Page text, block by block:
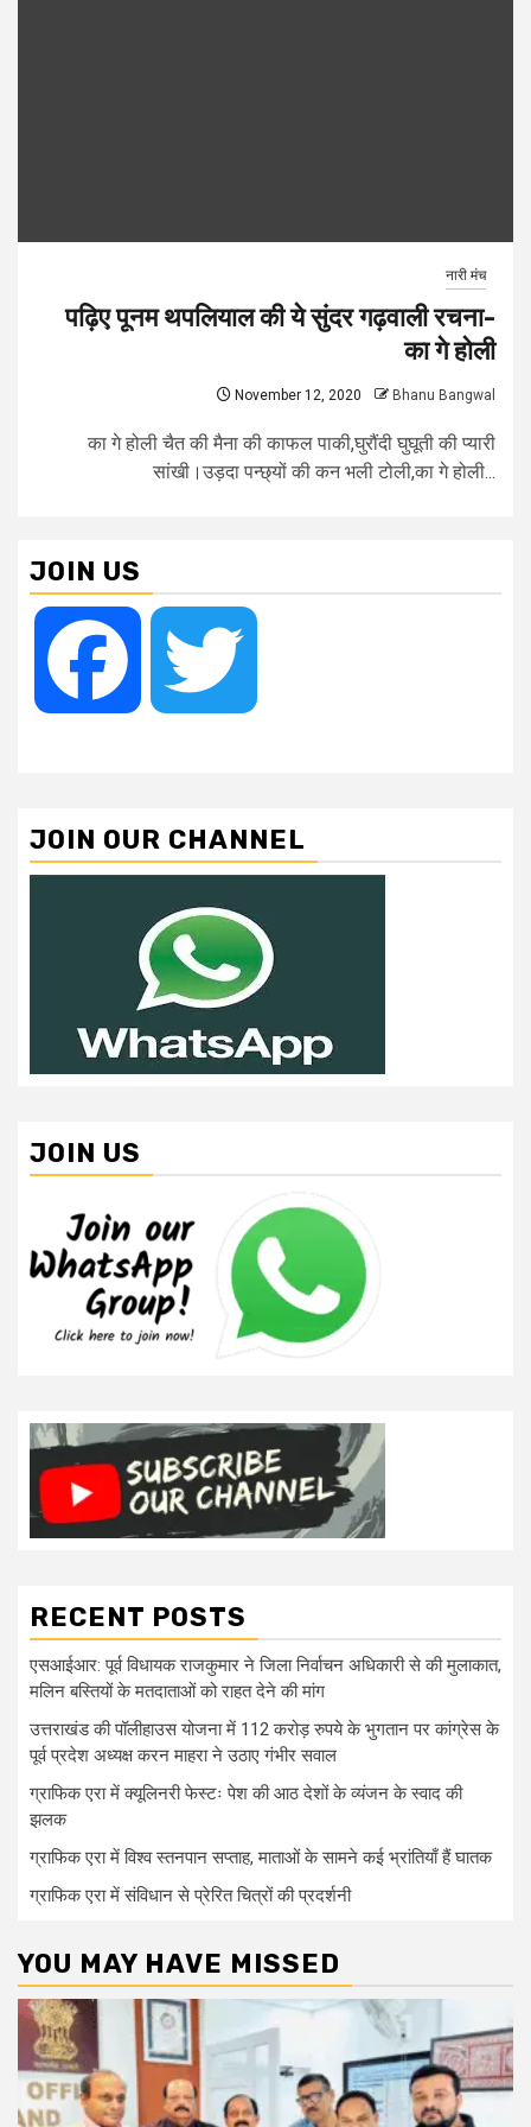
नारी मंच
पढ़िए पूनम थपलियाल की ये सुंदर गढ़वाली रचना-
का गे होली
November 12, 2020 Bhanu Bangwal
का गे होली चैत की मैना की काफल पाकी,घुरौंदी घुघूती की प्यारी
सांखी।उड़दा पन्छ्यों की कन भली टोली,का गे होली...
JOIN US
Facebook
JOIN OUR CHANNEL
JOIN US
RECENT POSTS
एसआईआर: पूर्व विधायक राजकुमार ने जिला निर्वाचन अधिकारी से की मुलाकात,
मलिन बस्तियों के मतदाताओं को राहत देने की मांग
उत्तराखंड की पॉलीहाउस योजना में 112 करोड़ रुपये के भुगतान पर कांग्रेस के
पूर्व प्रदेश अध्यक्ष करन माहरा ने उठाए गंभीर सवाल
ग्राफिक एरा में क्यूलिनरी फेस्टः पेश की आठ देशों के व्यंजन के स्वाद की
झलक
ग्राफिक एरा में विश्व स्तनपान सप्ताह, माताओं के सामने कई भ्रांतियाँ हैं घातक
ग्राफिक एरा में संविधान से प्रेरित चित्रों की प्रदर्शनी
YOU MAY HAVE MISSED